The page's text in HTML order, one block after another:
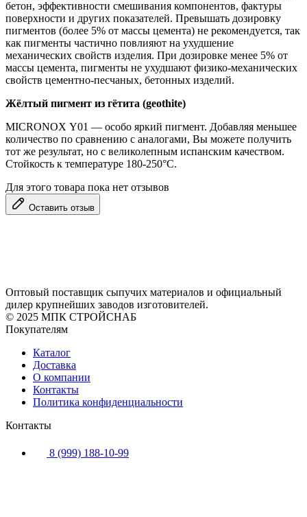
бетон, эффективности смешивания компонентов, фактуры
поверхности и других показателей. Превышать дозировку
пигментов (более 5% от массы цемента) не рекомендуется, так
как пигменты частично повлияют на ухудшение
механических свойств изделия. При дозировке менее 5% от
массы цемента, пигменты не ухудшают физико-механических
свойств цементно-песчаных, бетонных изделий.
Жёлтый пигмент из гётита (geothite)
MICRONOX Y01 ― особо яркий пигмент. Добавляя меньшее
количество по сравнению с аналогами, Вы можете получить
тот же результат, но с великолепным испанским качеством.
Стойкость к температуре 180-250°С.
Для этого товара пока нет отзывов
Оставить отзыв
Оптовый поставщик сыпучих материалов и официальный
дилер крупнейших заводов изготовителей.
© 2025 МПК СТРОЙСНАБ
Покупателям
Каталог
Доставка
О компании
Контакты
Политика конфиденциальности
Контакты
8 (999) 188-10-99